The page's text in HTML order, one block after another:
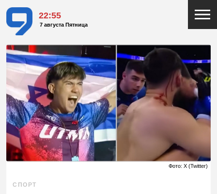
22:55
7 августа Пятница
Фото: X (Twitter)
СПОРТ